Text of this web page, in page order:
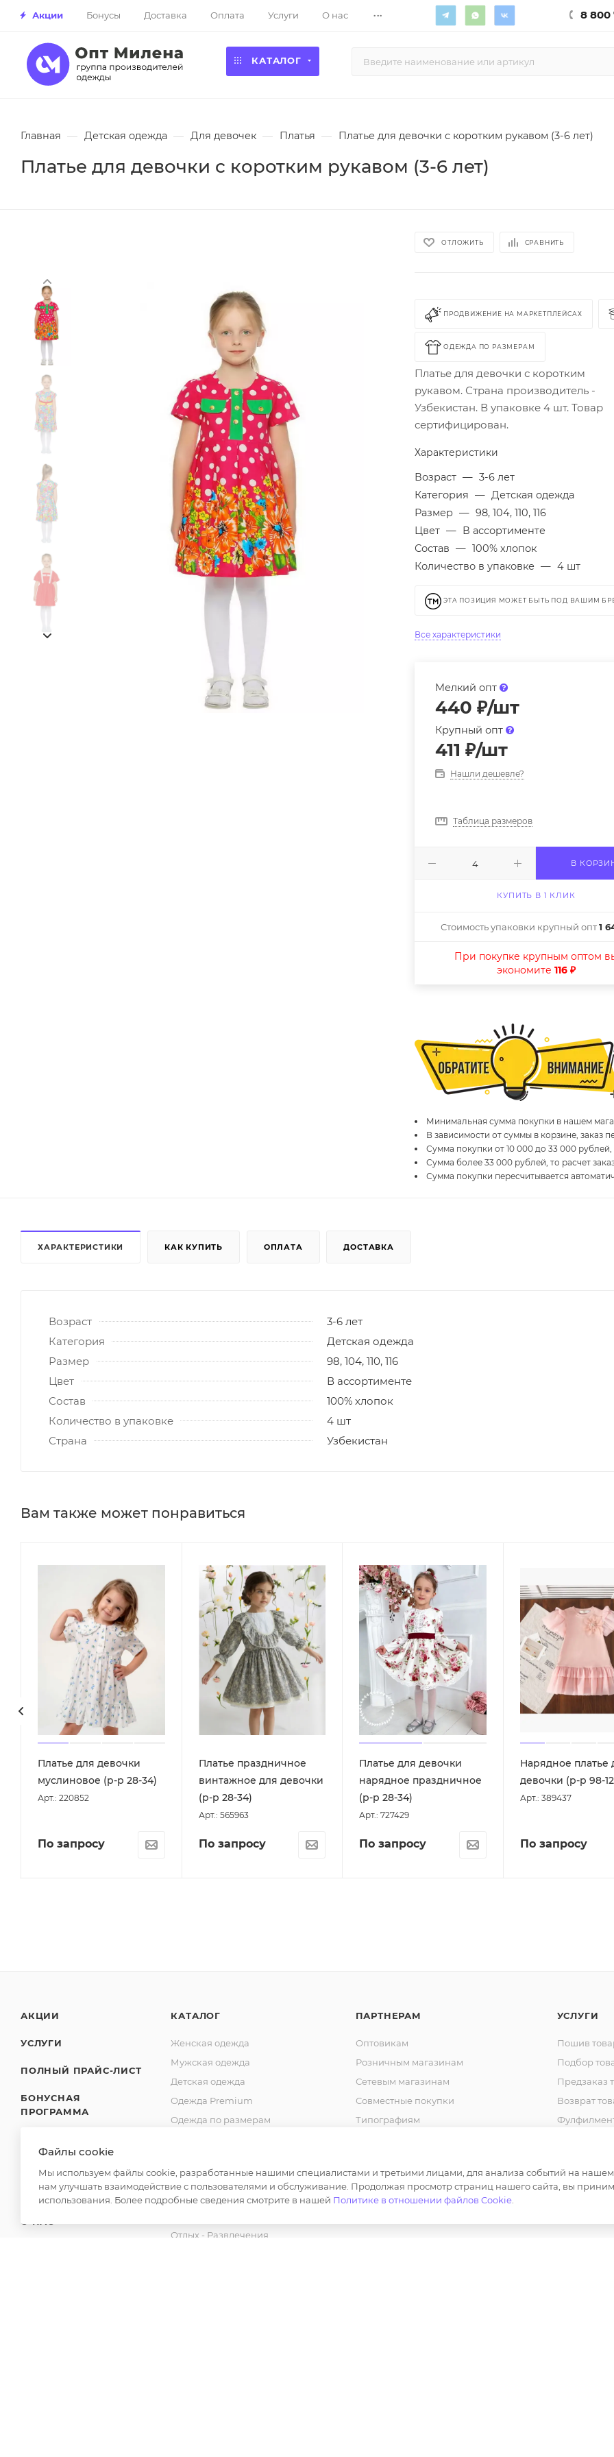
Акции Бонусы Доставка Оплата Услуги О нас ... 8 800
КАТАЛОГ
Главная — Детская одежда — Для девочек — Платья — Платье для девочки с коротким рукавом (3-6 лет)
Платье для девочки с коротким рукавом (3-6 лет)
ОТЛОЖИТЬ СРАВНИТЬ
ПРОДВИЖЕНИЕ НА МАРКЕТПЛЕЙСАХ
ОДЕЖДА ПО РАЗМЕРАМ
Платье для девочки с коротким
рукавом. Страна производитель -
Узбекистан. В упаковке 4 шт. Товар
сертифицирован.
Характеристики
Возраст — 3-6 лет
Категория — Детская одежда
Размер — 98, 104, 110, 116
Цвет — В ассортименте
Состав — 100% хлопок
Количество в упаковке — 4 шт
ЭТА ПОЗИЦИЯ МОЖЕТ БЫТЬ ПОД ВАШИМ
Все характеристики
Мелкий опт
440 ₽/шт
Крупный опт
411 ₽/шт
Нашли дешевле?
Таблица размеров
В
КУПИТЬ В 1 КЛИК
Стоимость упаковки крупный опт1
При покупке крупным оптом
экономите 116 ₽
Минимальная сумма покупки в нашем
В зависимости от суммы в корзине, заказ
Сумма покупки от 10 000 до 33 000
Сумма более 33 000 рублей, то расчет
Сумма покупки пересчитывается
ХАРАКТЕРИСТИКИ КАК КУПИТЬ ОПЛАТА ДОСТАВКА
Возраст
3-6 лет
Категория
Детская одежда
Размер
98, 104, 110, 116
Цвет
В ассортименте
Состав
100% хлопок
Количество в упаковке
4 шт
Страна
Узбекистан
Вам также может понравиться
Платье для девочки
муслиновое (р-р 28-34)
Арт.: 220852
По запросу
Платье праздничное
винтажное для девочки
(р-р 28-34)
Арт.: 565963
По запросу
Платье для девочки
нарядное праздничное
(р-р 28-34)
Арт.: 727429
По запросу
Нарядное платье
девочки (р-р 98-
Арт.: 389437
По запросу
АКЦИИ
УСЛУГИ
ПОЛНЫЙ ПРАЙС-ЛИСТ
БОНУСНАЯ
ПРОГРАММА
ОПЛАТА
О НАС
КАТАЛОГ
Женская одежда
Мужская одежда
Детская одежда
Одежда Premium
Одежда по размерам
Спецодежда
Товары для бани
Отдых - Развлечения
ПАРТНЕРАМ
Оптовикам
Розничным магазинам
Сетевым магазинам
Совместные покупки
Типографиям
Сотрудничество
УСЛУГИ
Пошив
Подбор
Предзаказ
Возврат
Файлы cookie
Мы используем файлы cookie, разработанные нашими специалистами и третьими лицами, для анализа событий на нашем
нам улучшать взаимодействие с пользователями и обслуживание. Продолжая просмотр страниц нашего сайта, вы
использования. Более подробные сведения смотрите в нашей Политике в отношении файлов Cookie